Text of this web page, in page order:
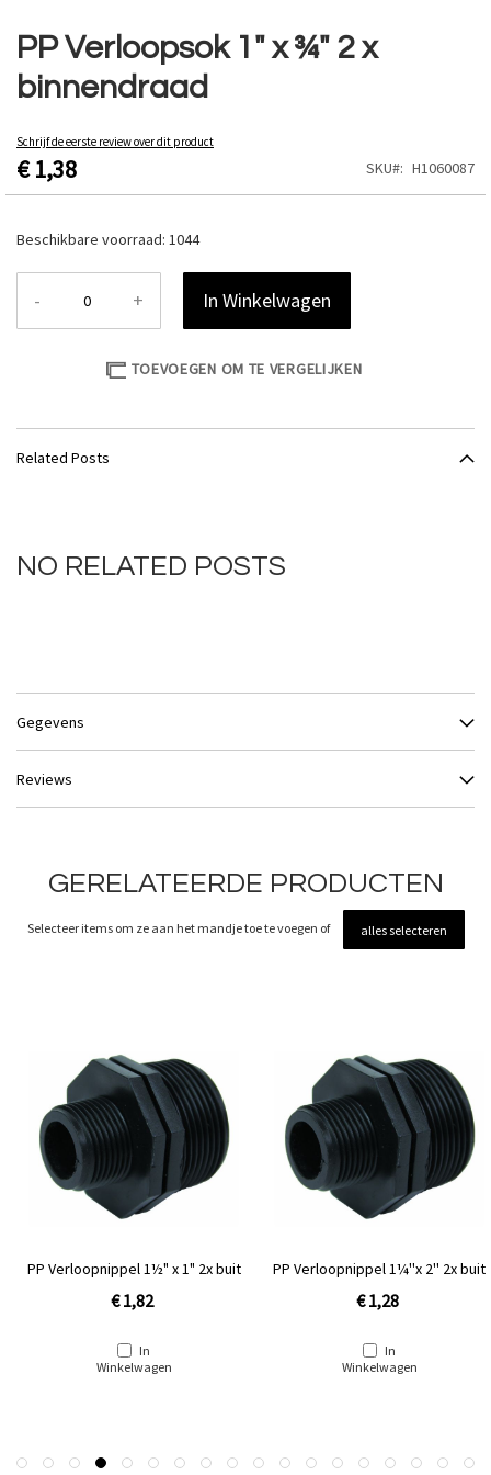
PP Verloopsok 1" x ¾" 2 x
binnendraad
Schrijf de eerste review over dit product
€ 1,38 SKU H1060087
Beschikbare voorraad: 1044
- + In Winkelwagen
TOEVOEGEN OM TE VERGELIJKEN
naar
het
begin
van
afbeeldingen-
gallerij
Related Posts
NO RELATED POSTS
Gegevens
Reviews
GERELATEERDE PRODUCTEN
Selecteer items om ze aan het mandje toe te voegen of alles selecteren
PP Verloopnippel 1½" x 1" 2x buit
€ 1,82
In
Winkelwagen
PP Verloopnippel 1¼''x 2'' 2x buit
€ 1,28
In
Winkelwagen